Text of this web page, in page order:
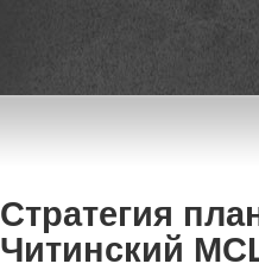
Стратегия
Читинский